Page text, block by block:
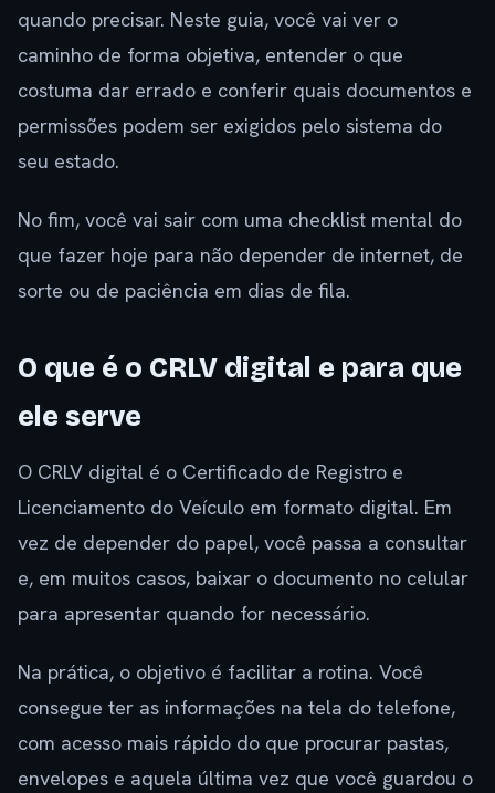
quando precisar. Neste guia, você vai ver o
caminho de forma objetiva, entender o que
costuma dar errado e conferir quais documentos e
permissões podem ser exigidos pelo sistema do
seu estado.
No fim, você vai sair com uma checklist mental do
que fazer hoje para não depender de internet, de
sorte ou de paciência em dias de fila.
O que é o CRLV digital e para que
ele serve
O CRLV digital é o Certificado de Registro e
Licenciamento do Veículo em formato digital. Em
vez de depender do papel, você passa a consultar
e, em muitos casos, baixar o documento no celular
para apresentar quando for necessário.
Na prática, o objetivo é facilitar a rotina. Você
consegue ter as informações na tela do telefone,
com acesso mais rápido do que procurar pastas,
envelopes e aquela última vez que você guardou o